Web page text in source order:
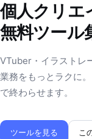
個人クリエ
無料ツール
VTuber・イラストレ
業務をもっとラクに
で終わらせます。
ツールを見る こ